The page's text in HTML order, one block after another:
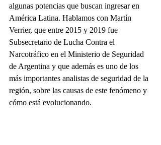
algunas potencias que buscan ingresar en
América Latina. Hablamos con Martín
Verrier, que entre 2015 y 2019 fue
Subsecretario de Lucha Contra el
Narcotráfico en el Ministerio de Seguridad
de Argentina y que además es uno de los
más importantes analistas de seguridad de la
región, sobre las causas de este fenómeno y
cómo está evolucionando.